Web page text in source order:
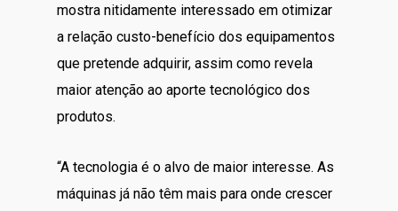
mostra nitidamente interessado em otimizar
a relação custo-benefício dos equipamentos
que pretende adquirir, assim como revela
maior atenção ao aporte tecnológico dos
produtos.
“A tecnologia é o alvo de maior interesse. As
máquinas já não têm mais para onde crescer